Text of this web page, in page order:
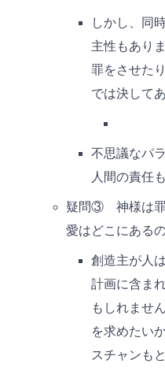
しかし、同
主性もあり
罪をさせた
では決して
不思議なパ
人間の責任
疑問③ 神様は罪
愛はどこにあるの
創造主が人
計画に含ま
もしれませ
を求めたい
スチャンも